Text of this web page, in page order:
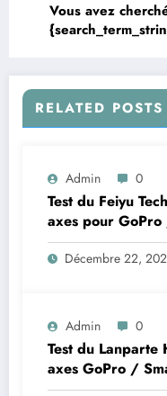
Vous avez
RELATED POSTS
Admin 0
Test du Feiyu
axes pour
Décembre 22,
Admin 0
Test du
axes GoPro /